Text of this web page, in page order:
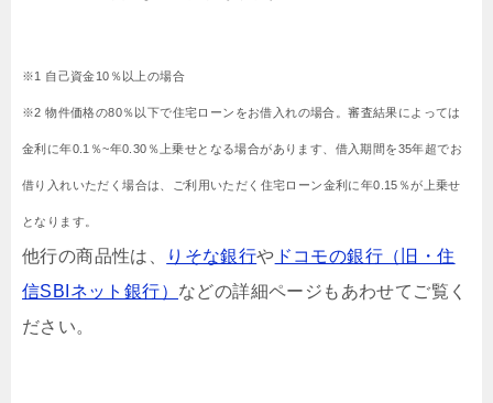
※1 自己資金10％以上の場合
※2 物件価格の80％以下で住宅ローンをお借入れの場合。審査結果によっては
金利に年0.1％~年0.30％上乗せとなる場合があります、借入期間を35年超でお
借り入れいただく場合は、ご利用いただく住宅ローン金利に年0.15％が上乗せ
となります。
他行の商品性は、 りそな銀行や ドコモの銀行（旧・住
信SBIネット銀行） などの詳細ページもあわせてご覧く
ださい。